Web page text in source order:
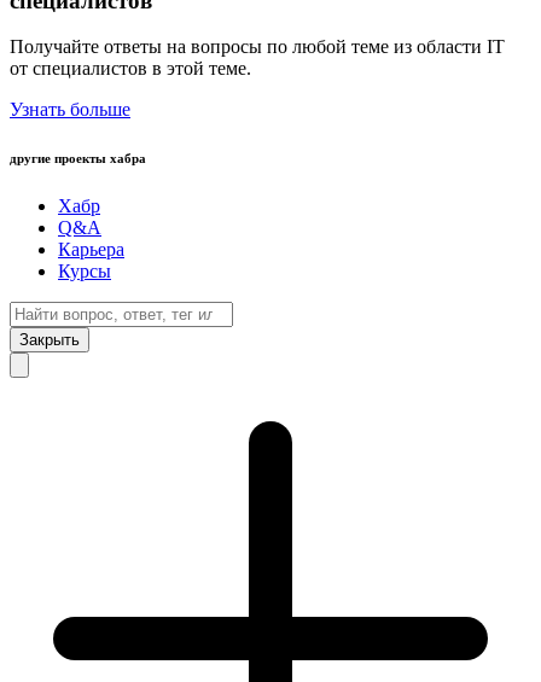
Получайте ответы на вопросы по любой теме из области IT
от специалистов в этой теме.
Узнать больше
другие проекты хабра
Хабр
Q&A
Карьера
Курсы
Закрыть